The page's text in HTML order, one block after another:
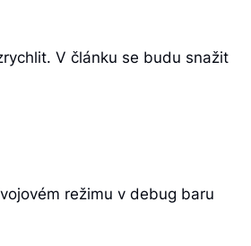
V článku se budu snažit
režimu v debug baru